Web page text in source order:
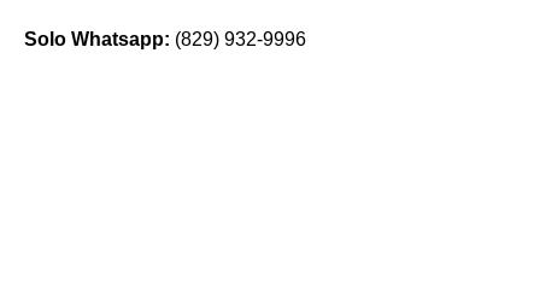
Solo Whatsapp: (829) 932-9996